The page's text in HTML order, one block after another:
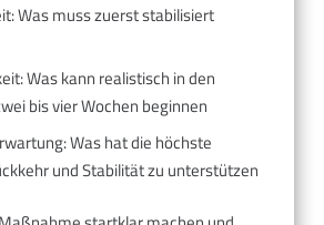
Was muss zuerst stabilisiert
Was kann realistisch in den
bis vier Wochen beginnen
Was hat die höchste
und Stabilität zu unterstützen